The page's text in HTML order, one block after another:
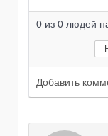
0 из 0 людей
Добавить